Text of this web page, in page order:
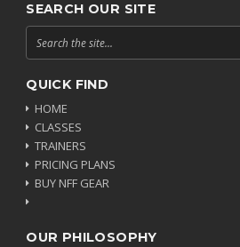
SEARCH OUR SITE
QUICK FIND
HOME
CLASSES
TRAINERS
PRICING PLANS
BUY NFF GEAR
OUR PHILOSOPHY